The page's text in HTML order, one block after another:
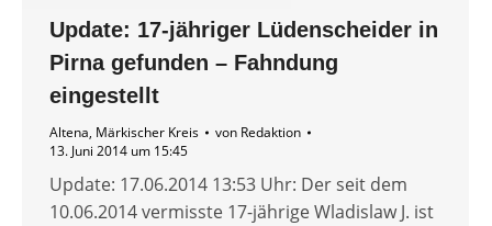
Update: 17-jähriger Lüdenscheider in
Pirna gefunden – Fahndung
eingestellt
Altena, Märkischer Kreis von Redaktion
13. Juni 2014 um 15:45
Update: 17.06.2014 13:53 Uhr: Der seit dem
10.06.2014 vermisste 17-jährige Wladislaw J. ist